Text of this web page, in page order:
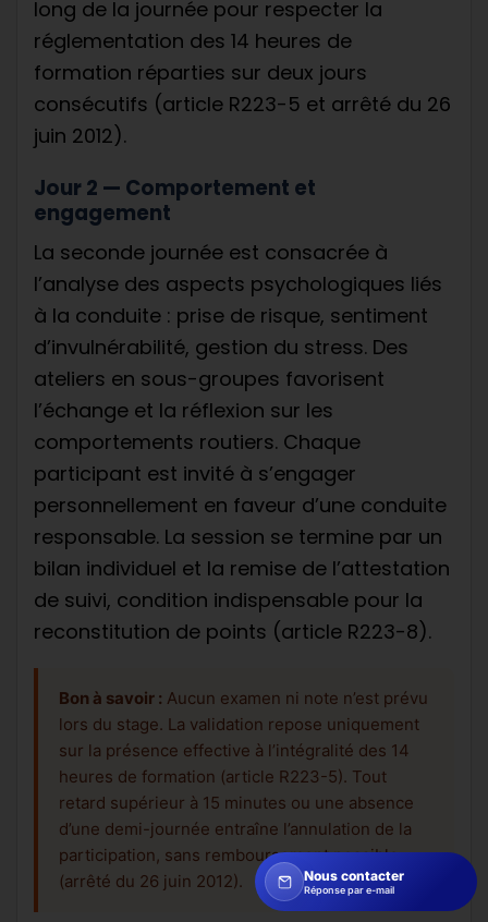
long de la journée pour respecter la
réglementation des 14 heures de
formation réparties sur deux jours
consécutifs (article R223-5 et arrêté du 26
juin 2012).
Jour 2 — Comportement et
engagement
La seconde journée est consacrée à
l’analyse des aspects psychologiques liés
à la conduite : prise de risque, sentiment
d’invulnérabilité, gestion du stress. Des
ateliers en sous-groupes favorisent
l’échange et la réflexion sur les
comportements routiers. Chaque
participant est invité à s’engager
personnellement en faveur d’une conduite
responsable. La session se termine par un
bilan individuel et la remise de l’attestation
de suivi, condition indispensable pour la
reconstitution de points (article R223-8).
Bon à savoir : Aucun examen ni note n’est prévu
lors du stage. La validation repose uniquement
sur la présence effective à l’intégralité des 14
heures de formation (article R223-5). Tout
retard supérieur à 15 minutes ou une absence
d’une demi-journée entraîne l’annulation de la
participation, sans remboursement possible
(arrêté du 26 juin 2012).
Nous contacter
Réponse par e-mail